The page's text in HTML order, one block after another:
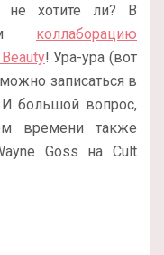
не хотите ли? В
коллаборацию
! Ура-ура (вот
записаться в
большой вопрос,
времени также
Goss на Cult